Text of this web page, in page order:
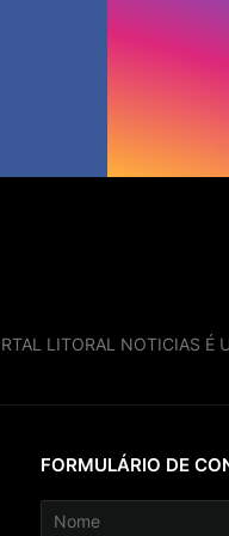
LITORAL NOTICIAS É
FORMULÁRIO DE